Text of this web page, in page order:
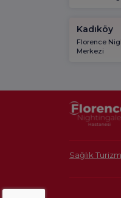
Kadıköy
Florence
Merkezi
Sağlık